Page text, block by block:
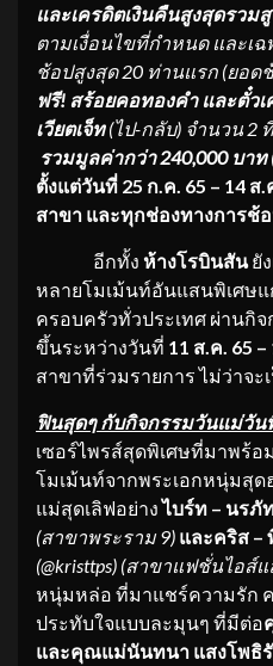
และเครดิตเงินคืนสูงสุดรวม
ตามเงื่อนไขที่กำหนด และเ
ช้อปสูงสุด 20 ท่านแรก (ยอด
ฟรี! สร้อยคอทองคำ และตั๋ว
เวียตเจ็ท(ไป-กลับ) จำนวน 2
รวมมูลค่ากว่า240,000 บาท
ตั้งแต่วันที่ 25 ก.ค. 65 – 14
สาขา และทุกช่องทางการช้
อีกทั้ง ห้างโรบินสันยั
หลายโมเม้นท์อันแสนพิเศ
ครอบครัวทั่วประเทศ ผ่านกิ
ขึ้นระหว่างวันที่ 11 ส.ค. 65 –
สาขาที่ร่วมรายการ ไม่ว่าจะเ
ฟินสุดๆ กับกิจกรรมวันแม่วั
เซอร์ไพรส์สุดพิเศษที่มาพร้อ
โมเม้นท์จากพระเอกหนุ่มสุ
แม่สุดเลิฟอย่างไบร์ท – นรภั
(สาขาพระราม 9) และคริส –
(@kristtps) (สาขาแฟชั่นไอส์
หนุ่มหล่อ ที่มาแชร์ความรัก
ประทับใจแบบละมุนๆ ที่มีต่อ
และคุณแม่นันทนา แสงโพธิ